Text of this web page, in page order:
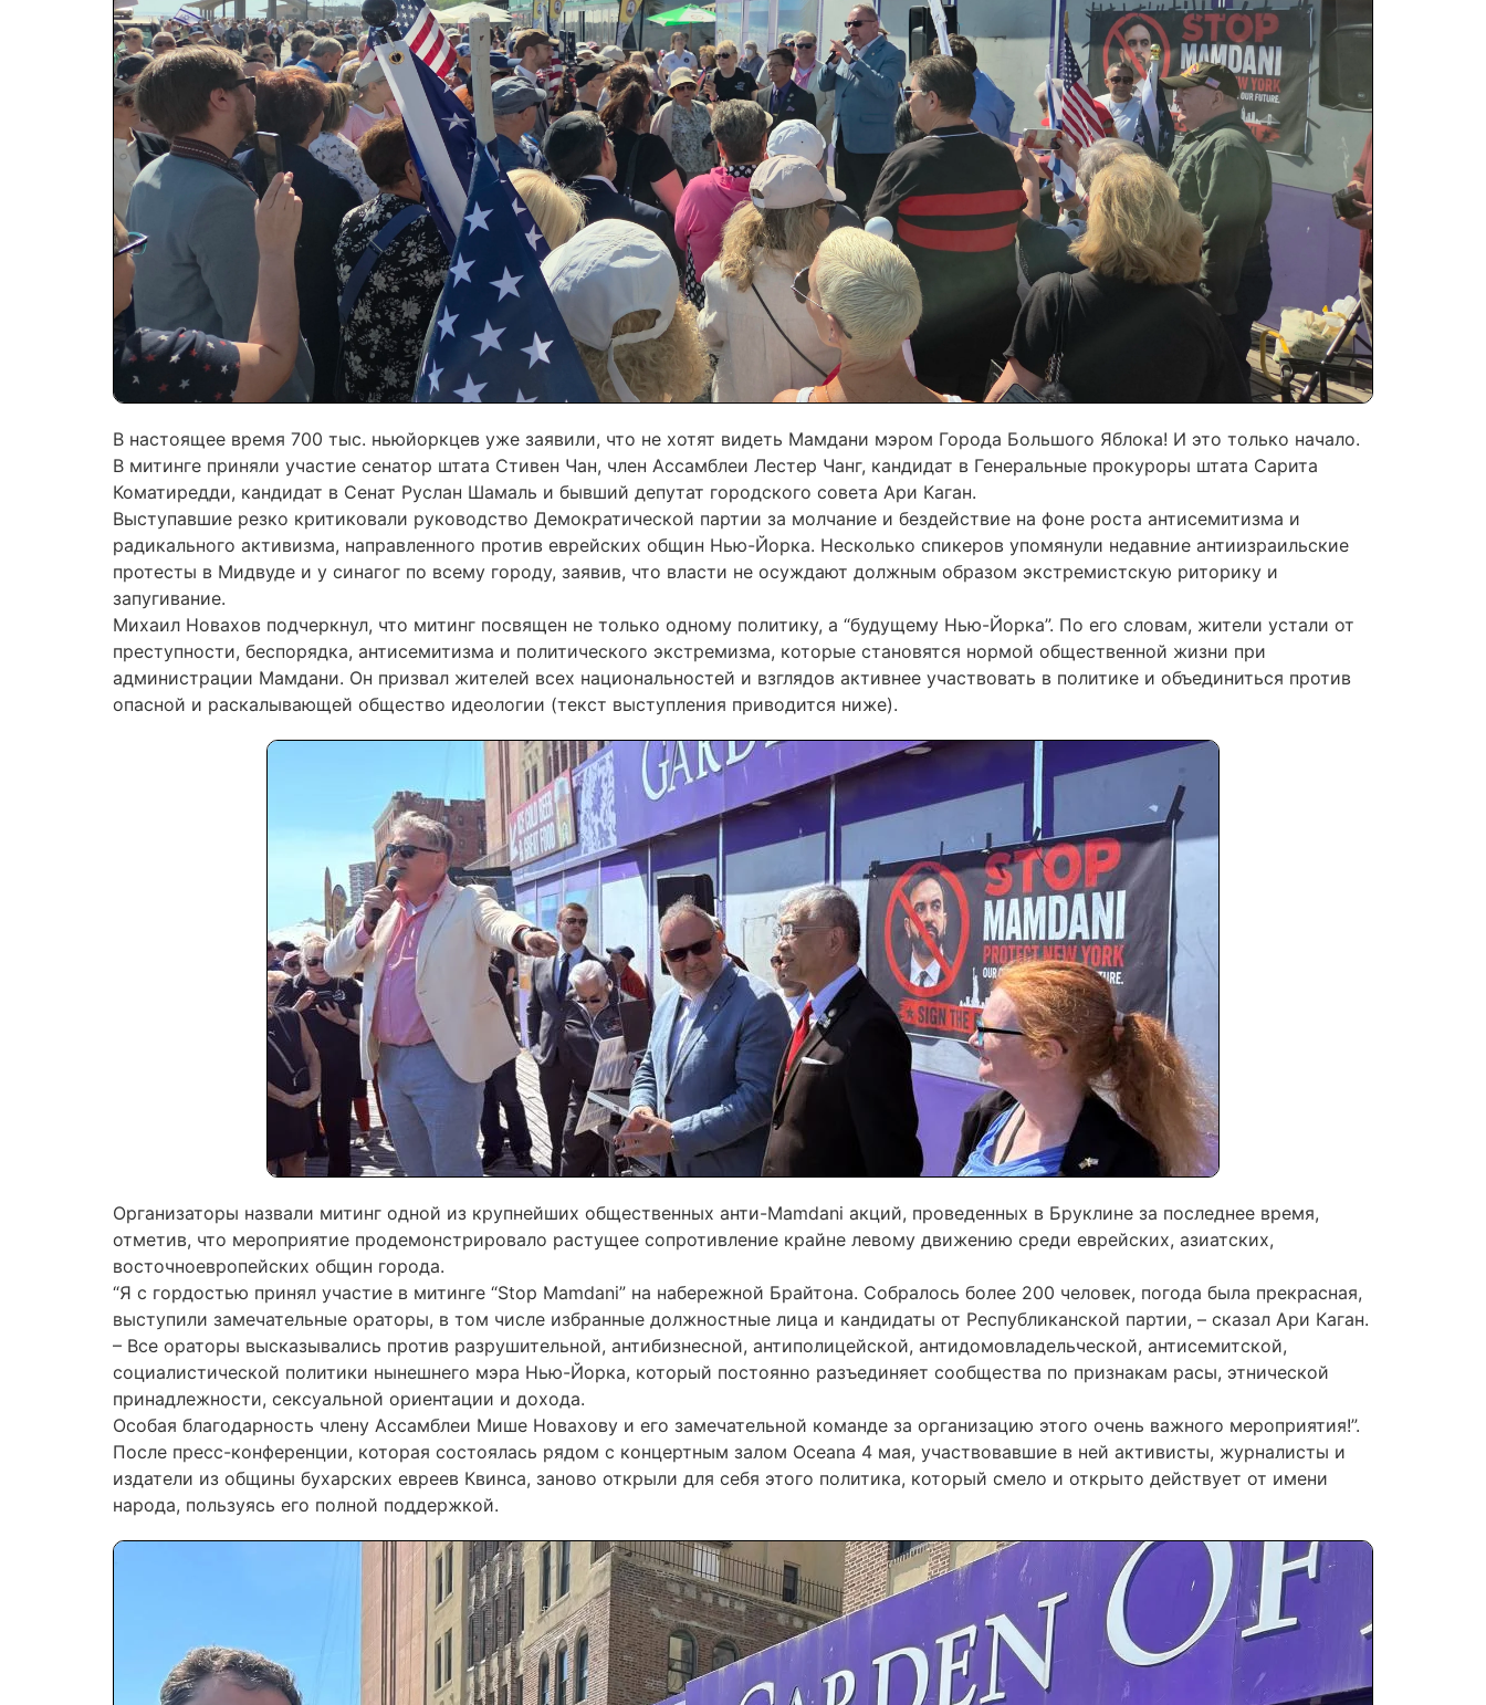
В настоящее время 700 тыс. ньюйоркцев уже заявили, что не хотят видеть Мамдани мэром Города Большого Яблока! И это только начало.
В митинге приняли участие сенатор штата Стивен Чан, член Ассамблеи Лестер Чанг, кандидат в Генеральные прокуроры штата Сарита
Коматиредди, кандидат в Сенат Руслан Шамаль и бывший депутат городского совета Ари Каган.
Выступавшие резко критиковали руководство Демократической партии за молчание и бездействие на фоне роста антисемитизма и
радикального активизма, направленного против еврейских общин Нью-Йорка. Несколько спикеров упомянули недавние антиизраильские
протесты в Мидвуде и у синагог по всему городу, заявив, что власти не осуждают должным образом экстремистскую риторику и
запугивание.
Михаил Новахов подчеркнул, что митинг посвящен не только одному политику, а “будущему Нью-Йорка”. По его словам, жители устали от
преступности, беспорядка, антисемитизма и политического экстремизма, которые становятся нормой общественной жизни при
администрации Мамдани. Он призвал жителей всех национальностей и взглядов активнее участвовать в политике и объединиться против
опасной и раскалывающей общество идеологии (текст выступления приводится ниже).
Организаторы назвали митинг одной из крупнейших общественных анти-Mamdani акций, проведенных в Бруклине за последнее время,
отметив, что мероприятие продемонстрировало растущее сопротивление крайне левому движению среди еврейских, азиатских,
восточноевропейских общин города.
“Я с гордостью принял участие в митинге “Stop Mamdani” на набережной Брайтона. Собралось более 200 человек, погода была прекрасная,
выступили замечательные ораторы, в том числе избранные должностные лица и кандидаты от Республиканской партии, – сказал Ари Каган.
– Все ораторы высказывались против разрушительной, антибизнесной, антиполицейской, антидомовладельческой, антисемитской,
социалистической политики нынешнего мэра Нью-Йорка, который постоянно разъединяет сообщества по признакам расы, этнической
принадлежности, сексуальной ориентации и дохода.
Особая благодарность члену Ассамблеи Мише Новахову и его замечательной команде за организацию этого очень важного мероприятия!”.
После пресс-конференции, которая состоялась рядом с концертным залом Oceana 4 мая, участвовавшие в ней активисты, журналисты и
издатели из общины бухарских евреев Квинса, заново открыли для себя этого политика, который смело и открыто действует от имени
народа, пользуясь его полной поддержкой.